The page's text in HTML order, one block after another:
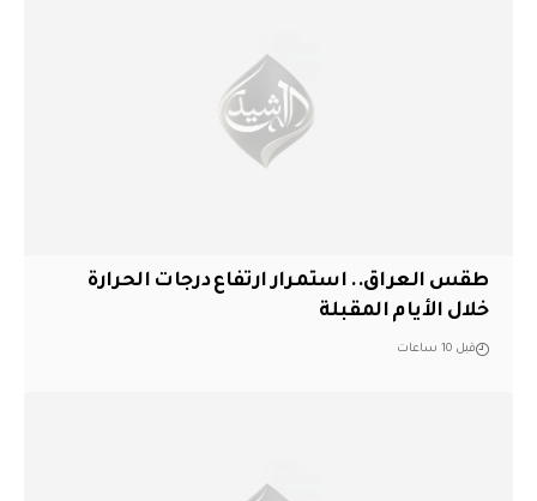
طقس العراق.. استمرار ارتفاع درجات الحرارة
خلال الأيام المقبلة
قبل 10 ساعات